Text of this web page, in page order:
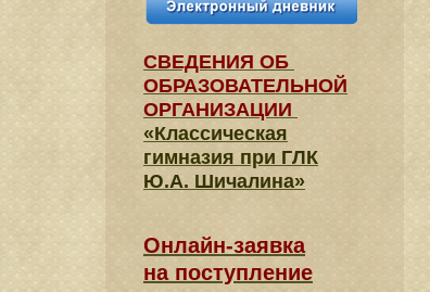
СВЕДЕНИЯ​ ОБ
ОБРАЗОВАТЕЛЬНОЙ
ОРГАНИЗАЦИИ
«Классическая
гимназия при ГЛК
Ю.А. Шичалина»
Онлайн-заявка
на поступление